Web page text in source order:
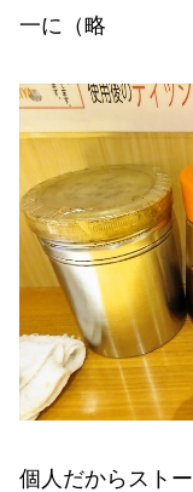
一に（略
個人だからスト